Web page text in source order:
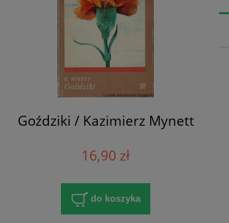
Goździki / Kazimierz Mynett
16,90 zł
do koszyka